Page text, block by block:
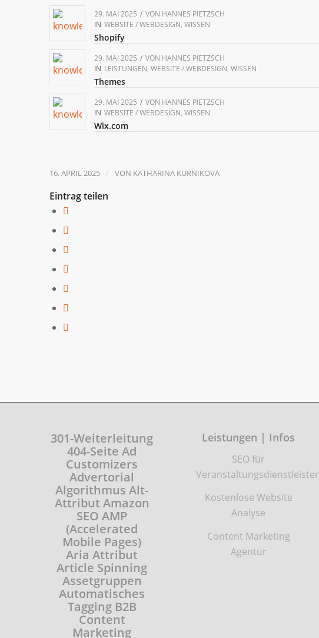
29. MAI 2025 / VON HANNES PIETZSCH
IN WEBSITE / WEBDESIGN, WISSEN
Shopify
29. MAI 2025 / VON HANNES PIETZSCH
IN LEISTUNGEN, WEBSITE / WEBDESIGN, WISSEN
Themes
29. MAI 2025 / VON HANNES PIETZSCH
IN WEBSITE / WEBDESIGN, WISSEN
Wix.com
16. APRIL 2025 / VON KATHARINA KURNIKOVA
Eintrag teilen
301-Weiterleitung
404-Seite Ad
Customizers
Advertorial
Algorithmus Alt-
Attribut Amazon
SEO AMP
(Accelerated
Mobile Pages)
Aria Attribut
Article Spinning
Assetgruppen
Automatisches
Tagging B2B
Content
Marketing
Leistungen | Infos
SEO für
Veranstaltungsdienstleister
Kostenlose Website
Analyse
Content Marketing
Agentur